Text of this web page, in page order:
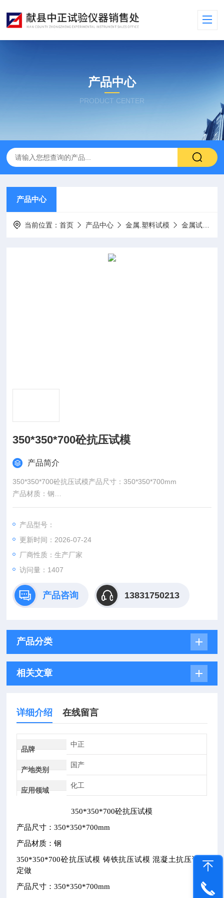
产品中心
PRODUCT CENTER
产品中心
当前位置：首页 产品中心 金属.塑料试模 金属试模
350*350*700砼抗压试模
产品简介
350*350*700砼抗压试模产品尺寸：350*350*700mm
产品材质：钢
产品尺寸：350*350*700mm
产品型号：
更新时间：2026-07-24
厂商性质：生产厂家
访问量：1407
产品咨询 13831750213
产品分类
相关文章
详细介绍 在线留言
品牌
中正
产地类别
国产
应用领域
化工
350*350*700砼抗压试模
产品尺寸：350*350*700mm
产品材质：钢
350*350*700砼抗压试模 铸铁抗压试模 混凝土抗压试模
定做
产品尺寸：350*350*700mm